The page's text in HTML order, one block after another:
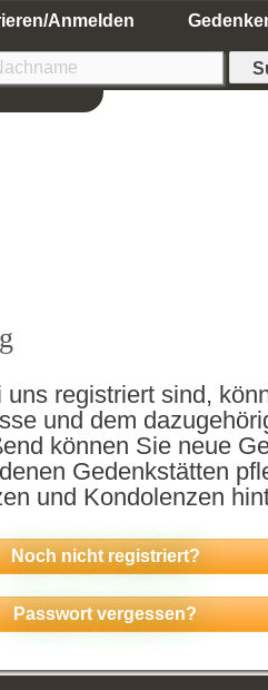
Anmelden
registriert sind,
und dem
können Sie neue
Gedenkstätten
und Kondolenzen
Noch nicht registriert?
Passwort vergessen?